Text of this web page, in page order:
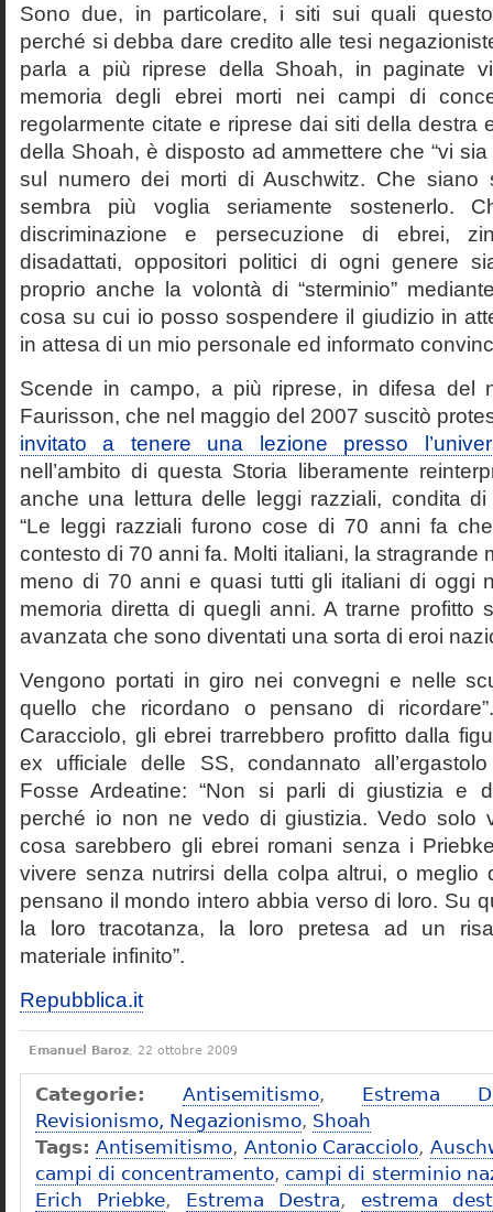
Sono due, in particolare, i siti sui quali
perché si debba dare credito alle tesi
parla a più riprese della Shoah, in paginate
memoria degli ebrei morti nei campi di
regolarmente citate e riprese dai siti della destra
della Shoah, è disposto ad ammettere che “vi
sul numero dei morti di Auschwitz. Che siano
sembra più voglia seriamente sostenerlo.
discriminazione e persecuzione di ebrei,
disadattati, oppositori politici di ogni genere
proprio anche la volontà di “sterminio”
cosa su cui io posso sospendere il giudizio in
in attesa di un mio personale ed informato
Scende in campo, a più riprese, in difesa del
Faurisson, che nel maggio del 2007 suscitò
invitato a tenere una lezione presso
nell’ambito di questa Storia liberamente
anche una lettura delle leggi razziali, condita di
“Le leggi razziali furono cose di 70 anni fa
contesto di 70 anni fa. Molti italiani, la stragrande
meno di 70 anni e quasi tutti gli italiani di oggi
memoria diretta di quegli anni. A trarne profitto
avanzata che sono diventati una sorta di eroi
Vengono portati in giro nei convegni e nelle
quello che ricordano o pensano di
Caracciolo, gli ebrei trarrebbero profitto dalla
ex ufficiale delle SS, condannato
Fosse Ardeatine: “Non si parli di giustizia e
perché io non ne vedo di giustizia. Vedo solo
cosa sarebbero gli ebrei romani senza i
vivere senza nutrirsi della colpa altrui, o meglio
pensano il mondo intero abbia verso di loro. Su
la loro tracotanza, la loro pretesa ad un
materiale infinito”.
Repubblica.it
Emanuel Baroz, 22 ottobre 2009
Categorie: Antisemitismo, Estrema
Revisionismo, Negazionismo, Shoah
Tags: Antisemitismo, Antonio Caracciolo,
campi di concentramento, campi di sterminio
Erich Priebke, Estrema Destra, estrema